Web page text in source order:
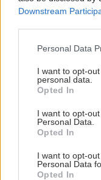
Downstream
Please note that
not limited to your
grant or deny
use your data for
consent section.
Personal Data
I want to opt-
personal data.
Opted In
I want to opt-
Personal Data.
Opted In
I want to opt-
Personal Data
Opted In